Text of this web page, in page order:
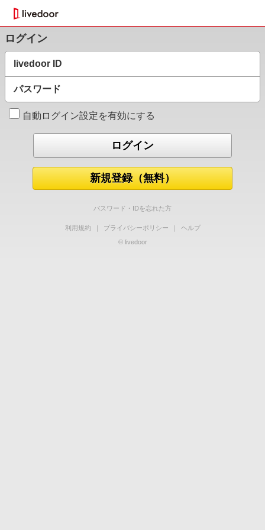
ログイン
livedoor ID
パスワード
自動ログイン設定を有効にする
新規登録（無料）
パスワード・IDを忘れた方
利用規約 ｜ プライバシーポリシー ｜
ヘルプ
© livedoor